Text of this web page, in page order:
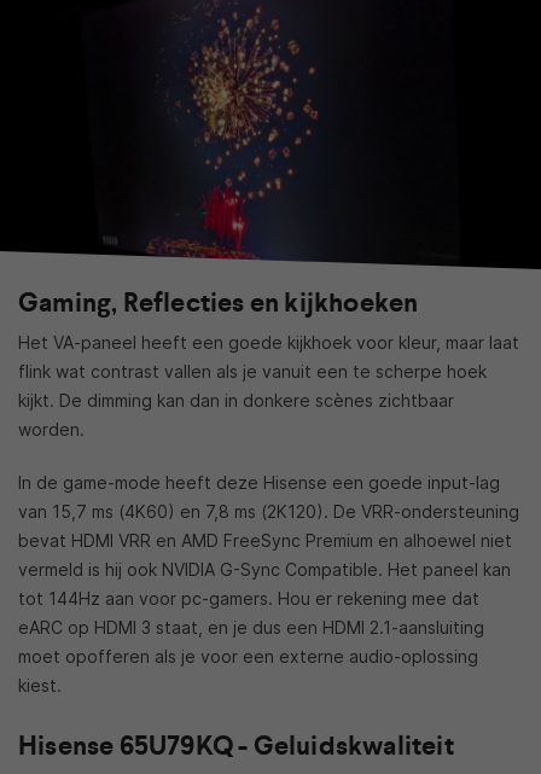
Gaming, Reflecties en kijkhoeken
Het VA-paneel heeft een goede kijkhoek voor kleur, maar laat
flink wat contrast vallen als je vanuit een te scherpe hoek
kijkt. De dimming kan dan in donkere scènes zichtbaar
worden.
In de game-mode heeft deze Hisense een goede input-lag
van 15,7 ms (4K60) en 7,8 ms (2K120). De VRR-ondersteuning
bevat HDMI VRR en AMD FreeSync Premium en alhoewel niet
vermeld is hij ook NVIDIA G-Sync Compatible. Het paneel kan
tot 144Hz aan voor pc-gamers. Hou er rekening mee dat
eARC op HDMI 3 staat, en je dus een HDMI 2.1-aansluiting
moet opofferen als je voor een externe audio-oplossing
kiest.
Hisense 65U79KQ - Geluidskwaliteit